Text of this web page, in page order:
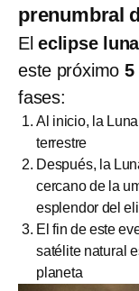
prenumbral
El eclipse
este próximo 5
fases:
Al inicio, la
terrestre
Después, la
cercano de la
esplendor del
El fin de este
satélite natural
planeta